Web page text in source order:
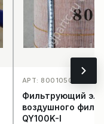
АРТ:
Фильтрующий
воздушного
QY100K-I